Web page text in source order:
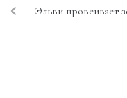
Эльви провеивает